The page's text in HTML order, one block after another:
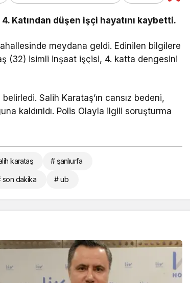
Katından düşen işçi hayatını kaybetti.
meydana geldi. Edinilen bilgilere
(32) isimli inşaat işçisi, 4. katta dengesini
Salih Karataş’ın cansız bedeni,
kaldırıldı. Polis Olayla ilgili soruşturma
karataş # şanlıurfa
son dakika # ub